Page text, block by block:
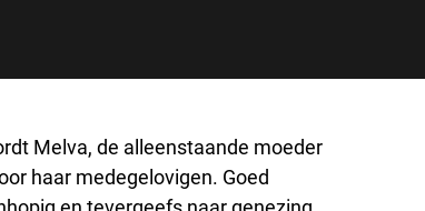
Melva, de alleenstaande moeder
haar medegelovigen. Goed